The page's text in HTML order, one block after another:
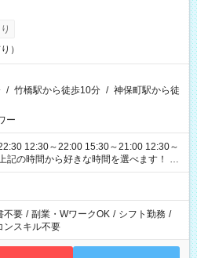
）
/ 竹橋駅から徒歩10分 / 神保町駅から徒
ー
12:30～22:00 15:30～21:00 12:30～
性があります
不要 / 副業・WワークOK / シフト勤務 /
ンスキル不要